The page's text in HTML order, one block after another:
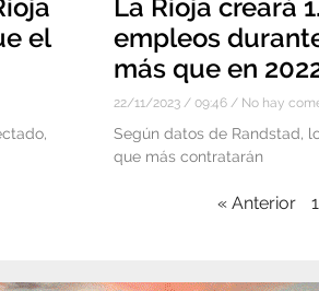
el
La Rioja creará
empleos
más que en
22/11/2023 09:46 No hay
Según datos de Randstad,
que más contratarán
« Anterior 1